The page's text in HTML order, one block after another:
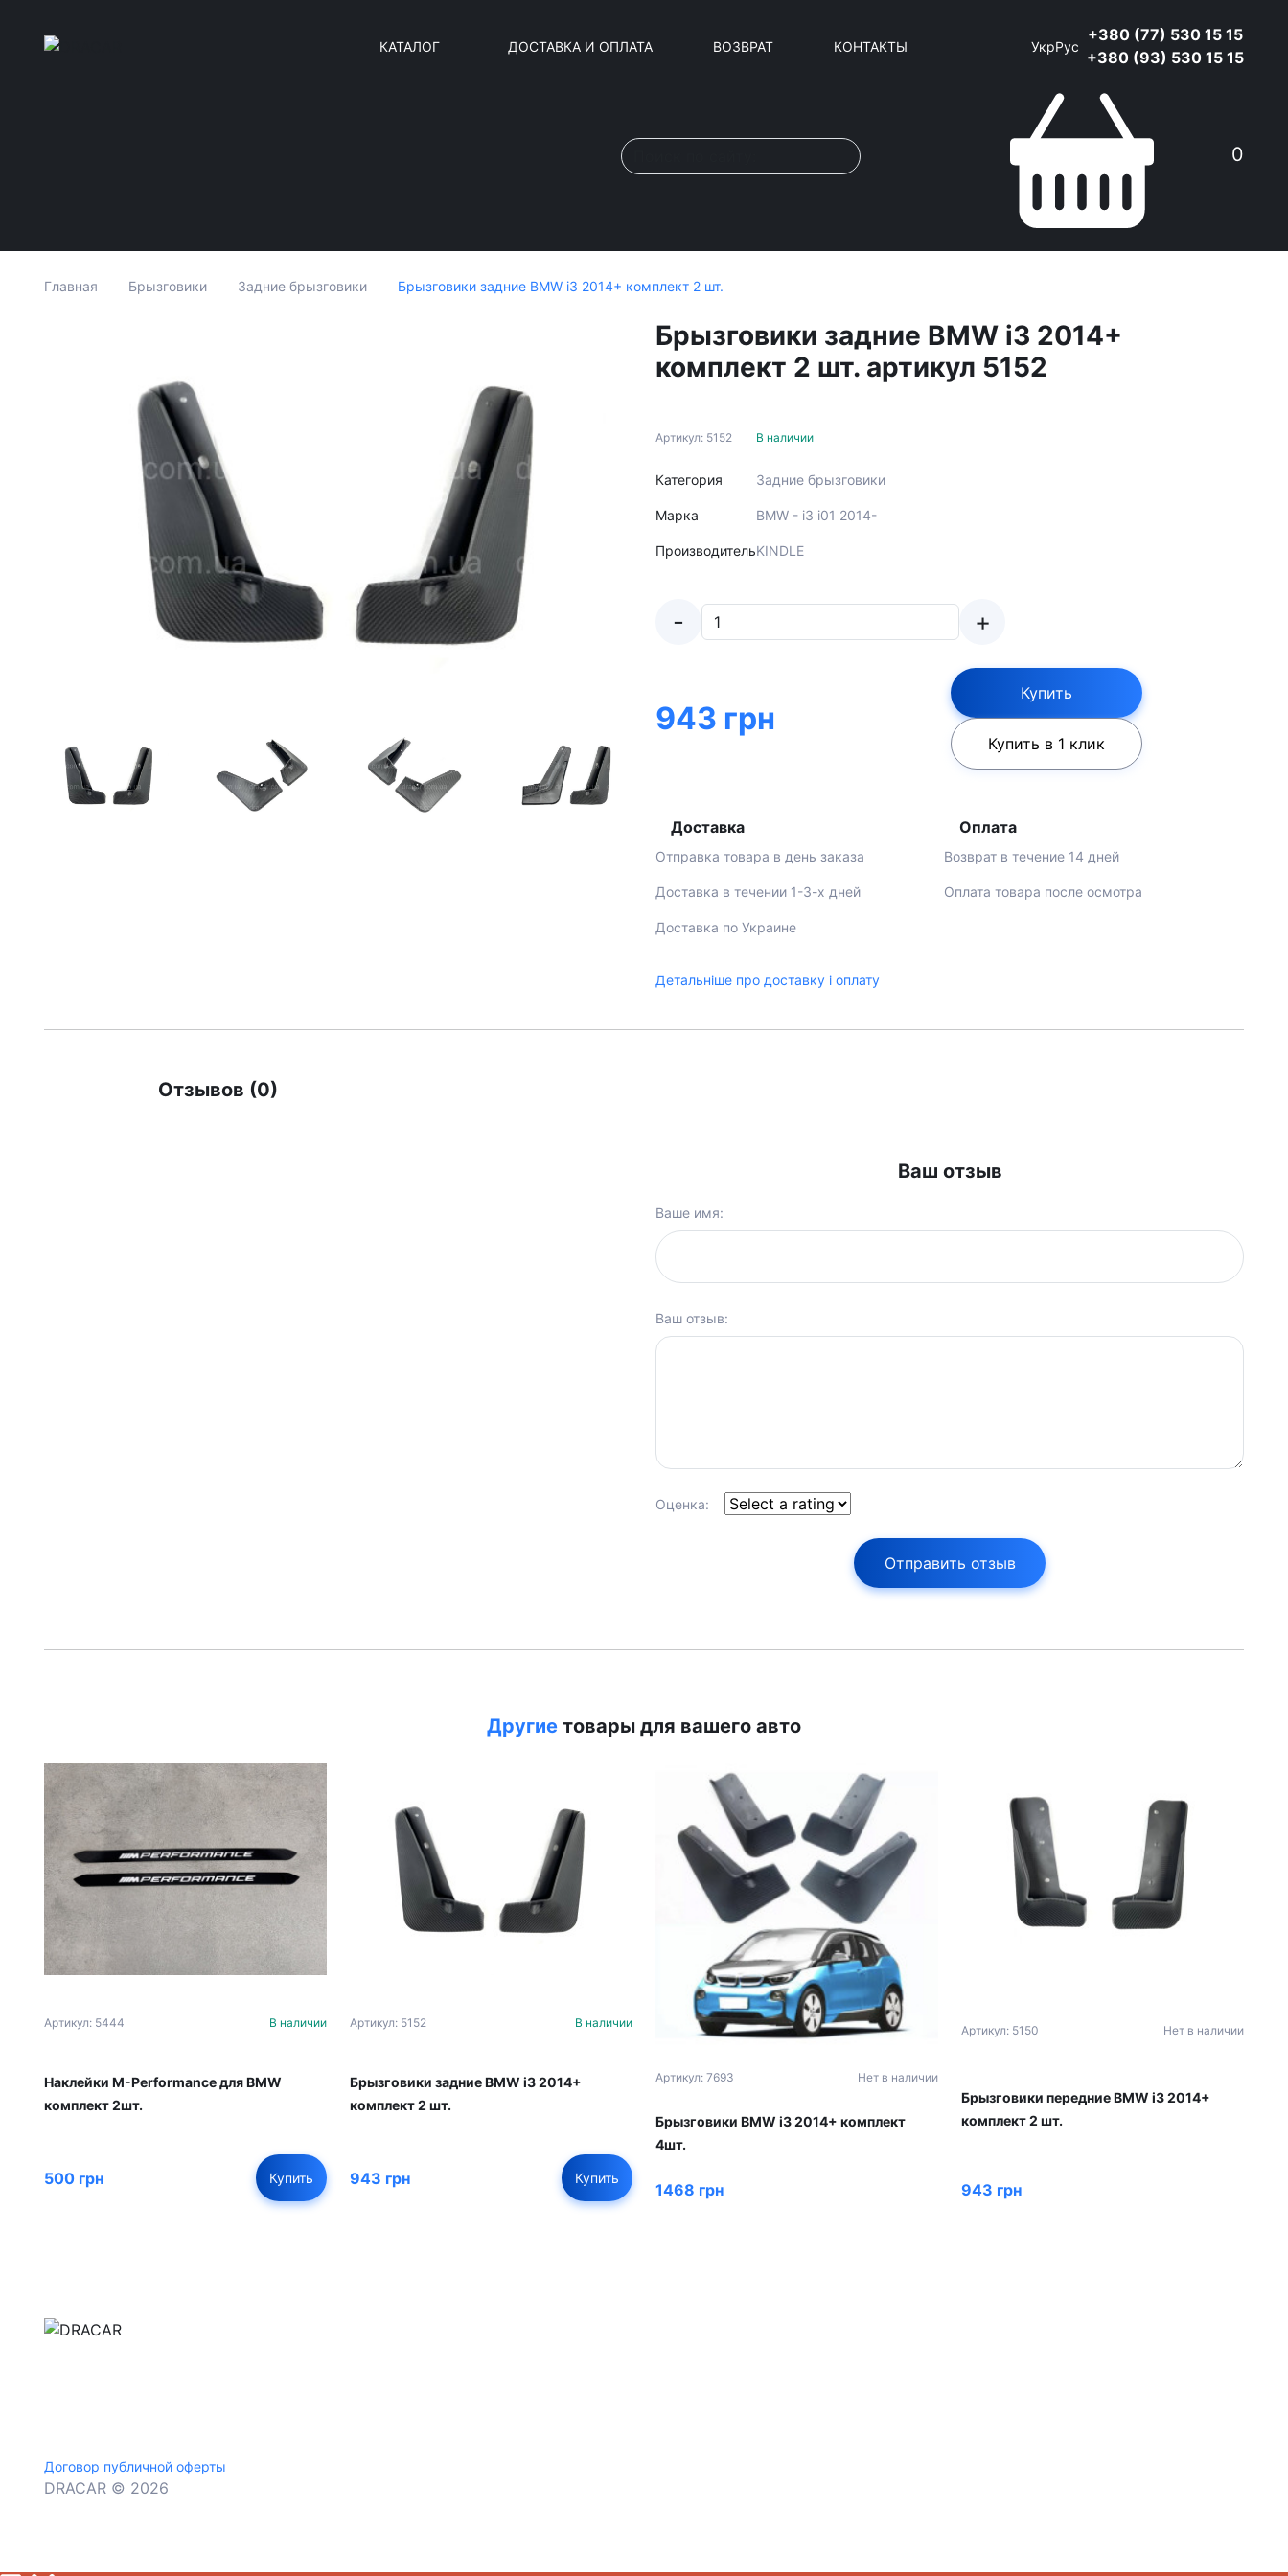
КАТАЛОГ ДОСТАВКА И ОПЛАТА ВОЗВРАТ КОНТАКТЫ УкрРус
+380 (77) 530 15 15
+380 (93) 530 15 15
0
Главная Брызговики Задние брызговики Брызговики задние BMW i3 2014+ комплект 2 шт.
Брызговики задние BMW i3 2014+
комплект 2 шт. артикул 5152
Артикул: 5152
Категория
Марка
Производитель
В наличии
Задние брызговики
BMW - i3 i01 2014-
KINDLE
- +
943 грн
Купить
Купить в 1 клик
Доставка
Отправка товара в день заказа
Доставка в течении 1-3-х дней
Доставка по Украине
Оплата
Возврат в течение 14 дней
Оплата товара после осмотра
Детальніше про доставку і оплату
Отзывов (0)
Ваш отзыв
Ваше имя:
Ваш отзыв:
Оценка:
Отправить отзыв
Другие товары для вашего авто
Артикул: 5444 В наличии
Наклейки M-Performance для BMW
комплект 2шт.
500 грн Купить
Артикул: 5152 В наличии
Брызговики задние BMW i3 2014+
комплект 2 шт.
943 грн Купить
Артикул: 7693 Нет в наличии
Брызговики BMW i3 2014+ комплект
4шт.
1468 грн
Артикул: 5150 Нет в наличии
Брызговики передние BMW i3 2014+
комплект 2 шт.
943 грн
Договор публичной оферты
DRACAR © 2026